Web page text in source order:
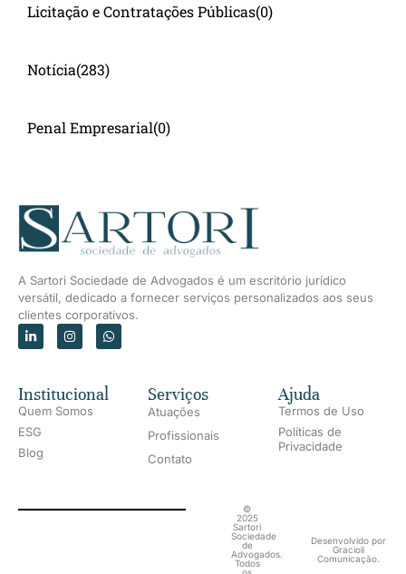
Licitação e Contratações Públicas(0)
Notícia(283)
Penal Empresarial(0)
A Sartori Sociedade de Advogados é um escritório jurídico
versátil, dedicado a fornecer serviços personalizados aos seus
clientes corporativos.
Institucional
Quem Somos
ESG
Blog
Serviços
Atuações
Profissionais
Contato
Ajuda
Termos de Uso
Políticas de
Privacidade
©
2025
Sartori
Sociedade
de
Advogados.
Todos
Desenvolvido por
Gracioli
Comunicação.